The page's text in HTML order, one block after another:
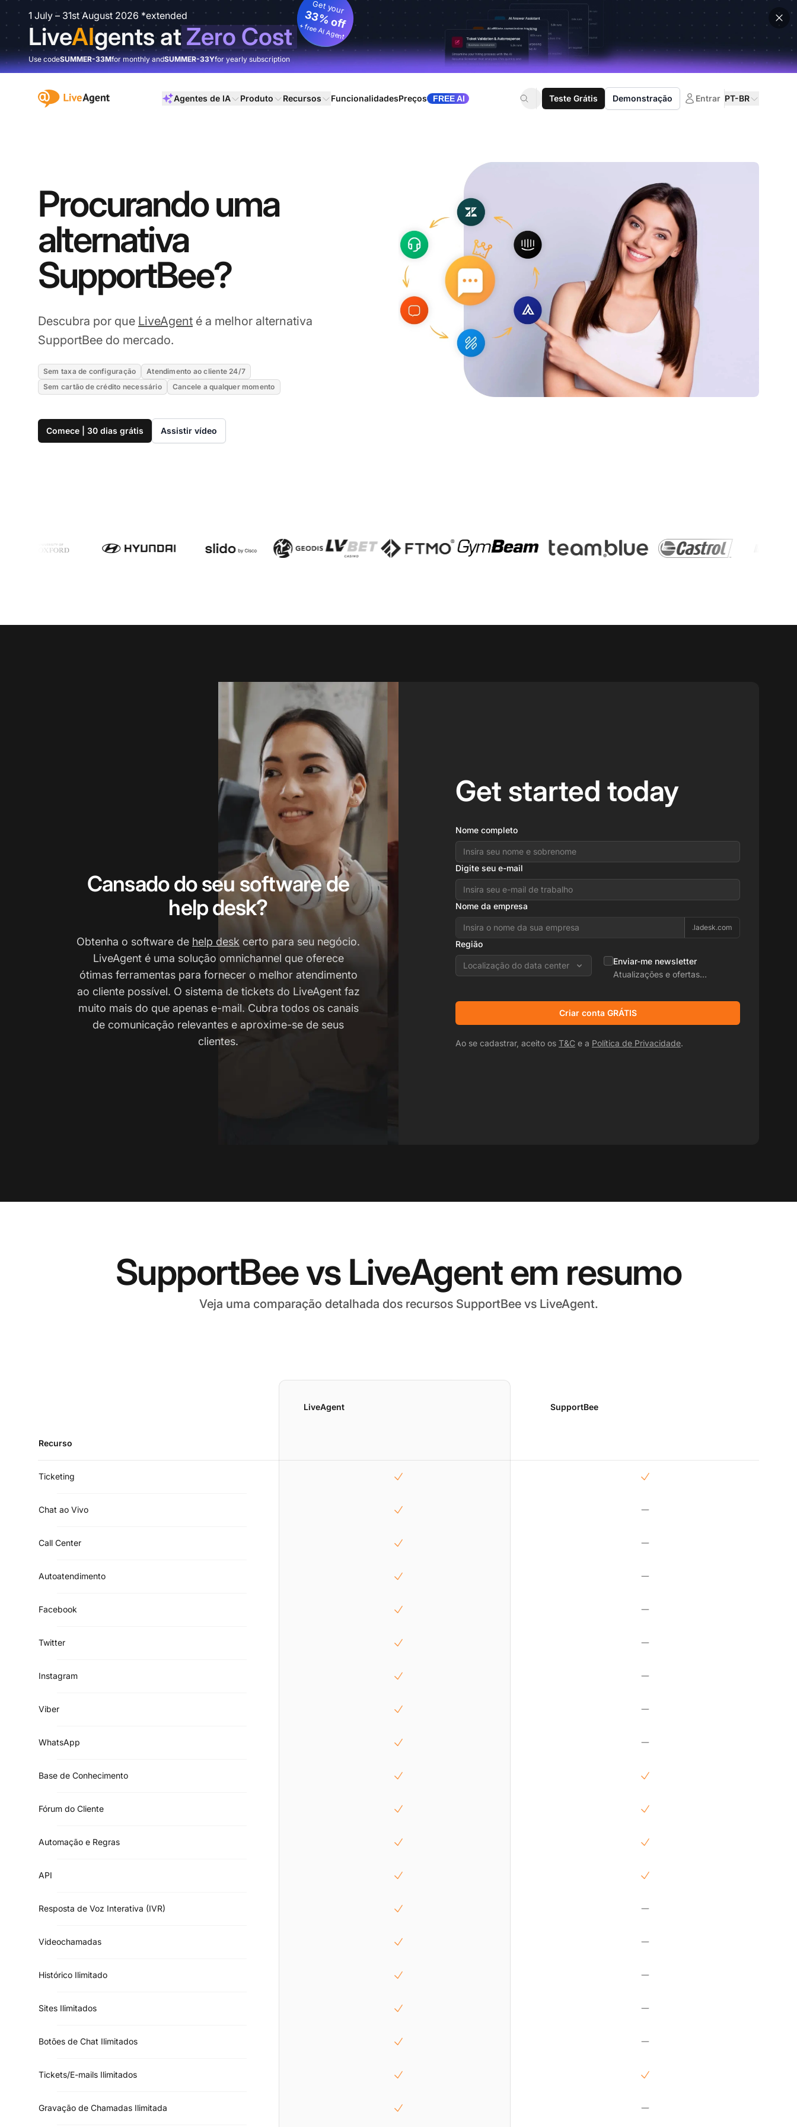
1 July – 31st August 2026 *extended
LiveAIgents atZero Cost
Get your
33% off
+ free AI Agent
Use codeSUMMER-33Mfor monthly andSUMMER-33Yfor yearly subscription
:site.title Agentes de IA Produto Recursos FuncionalidadesPreços FREE AI Teste Grátis Demonstração Entrar PT-BR
Procurando uma
alternativa
SupportBee?
Descubra por que LiveAgent é a melhor alternativa
SupportBee do mercado.
Sem taxa de configuração
Atendimento ao cliente 24/7
Sem cartão de crédito necessário
Cancele a qualquer momento
Comece | 30 dias grátis Assistir vídeo
Cansado do seu software de
help desk?
Obtenha o software de help desk certo para seu negócio.
LiveAgent é uma solução omnichannel que oferece
ótimas ferramentas para fornecer o melhor atendimento
ao cliente possível. O sistema de tickets do LiveAgent faz
muito mais do que apenas e-mail. Cubra todos os canais
de comunicação relevantes e aproxime-se de seus
clientes.
Get started today
Nome completo
Digite seu e-mail
Nome da empresa
.ladesk.com
Região
Localização do data center
Enviar-me newsletter
Atualizações e ofertas
Criar conta GRÁTIS
Ao se cadastrar, aceito os T&C e a Política de Privacidade.
SupportBee vs LiveAgent em resumo
Veja uma comparação detalhada dos recursos SupportBee vs LiveAgent.
LiveAgent SupportBee
Recurso
Ticketing
Chat ao Vivo
Call Center
Autoatendimento
Facebook
Twitter
Instagram
Viber
WhatsApp
Base de Conhecimento
Fórum do Cliente
Automação e Regras
API
Resposta de Voz Interativa (IVR)
Videochamadas
Histórico Ilimitado
Sites Ilimitados
Botões de Chat Ilimitados
Tickets/E-mails Ilimitados
Gravação de Chamadas Ilimitada